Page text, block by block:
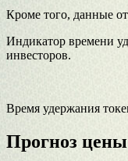
Кроме того, данные
Индикатор времени
инвесторов.
Время удержания
Прогноз